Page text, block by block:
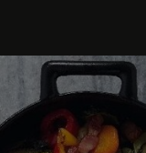
apparaten van